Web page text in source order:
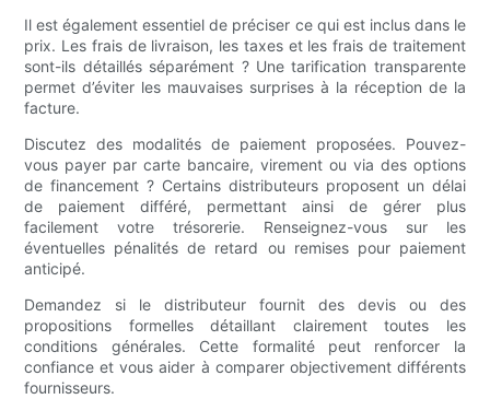
Il est également essentiel de préciser ce qui est inclus dans le
prix. Les frais de livraison, les taxes et les frais de traitement
sont-ils détaillés séparément ? Une tarification transparente
permet d’éviter les mauvaises surprises à la réception de la
facture.
Discutez des modalités de paiement proposées. Pouvez-
vous payer par carte bancaire, virement ou via des options
de financement ? Certains distributeurs proposent un délai
de paiement différé, permettant ainsi de gérer plus
facilement votre trésorerie. Renseignez-vous sur les
éventuelles pénalités de retard ou remises pour paiement
anticipé.
Demandez si le distributeur fournit des devis ou des
propositions formelles détaillant clairement toutes les
conditions générales. Cette formalité peut renforcer la
confiance et vous aider à comparer objectivement différents
fournisseurs.